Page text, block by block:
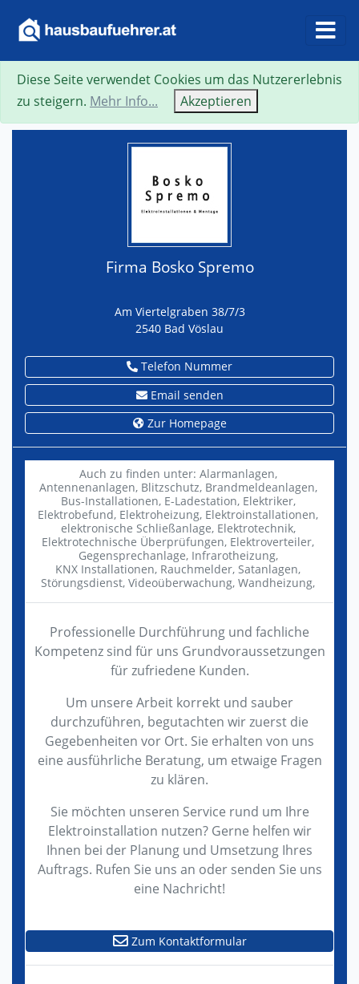
Suche Neue Suche Zurück
Firma Bosko Spremo
Am Viertelgraben 38/7/3
2540 Bad Vöslau
Telefon Nummer
Email senden
Zur Homepage
Auch zu finden unter: Alarmanlagen,
Antennenanlagen, Blitzschutz, Brandmeldeanlagen,
Bus-Installationen, E-Ladestation, Elektriker,
Elektrobefund, Elektroheizung, Elektroinstallationen,
elektronische Schließanlage, Elektrotechnik,
Elektrotechnische Überprüfungen, Elektroverteiler,
Gegensprechanlage, Infrarotheizung,
KNX Installationen, Rauchmelder, Satanlagen,
Störungsdienst, Videoüberwachung, Wandheizung,
Professionelle Durchführung und fachliche
Kompetenz sind für uns Grundvoraussetzungen
für zufriedene Kunden.
Um unsere Arbeit korrekt und sauber
durchzuführen, begutachten wir zuerst die
Gegebenheiten vor Ort. Sie erhalten von uns
eine ausführliche Beratung, um etwaige Fragen
zu klären.
Sie möchten unseren Service rund um Ihre
Elektroinstallation nutzen? Gerne helfen wir
Ihnen bei der Planung und Umsetzung Ihres
Auftrags. Rufen Sie uns an oder senden Sie uns
eine Nachricht!
Zum Kontaktformular
Diese Seite verwendet Cookies um das Nutzererlebnis
zu steigern. Mehr Info... Akzeptieren